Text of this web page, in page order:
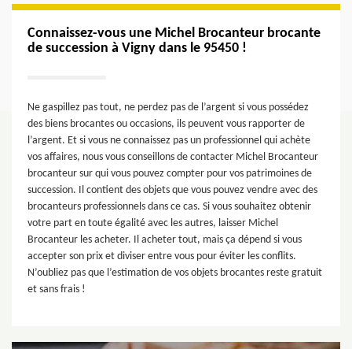
Connaissez-vous une Michel Brocanteur brocante
de succession à Vigny dans le 95450 !
Ne gaspillez pas tout, ne perdez pas de l’argent si vous possédez
des biens brocantes ou occasions, ils peuvent vous rapporter de
l’argent. Et si vous ne connaissez pas un professionnel qui achète
vos affaires, nous vous conseillons de contacter Michel Brocanteur
brocanteur sur qui vous pouvez compter pour vos patrimoines de
succession. Il contient des objets que vous pouvez vendre avec des
brocanteurs professionnels dans ce cas. Si vous souhaitez obtenir
votre part en toute égalité avec les autres, laisser Michel
Brocanteur les acheter. Il acheter tout, mais ça dépend si vous
accepter son prix et diviser entre vous pour éviter les conflits.
N’oubliez pas que l’estimation de vos objets brocantes reste gratuit
et sans frais !